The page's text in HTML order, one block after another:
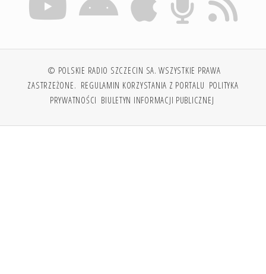
© POLSKIE RADIO SZCZECIN SA. WSZYSTKIE PRAWA
ZASTRZEŻONE. REGULAMIN KORZYSTANIA Z PORTALU POLITYKA
PRYWATNOŚCI BIULETYN INFORMACJI PUBLICZNEJ